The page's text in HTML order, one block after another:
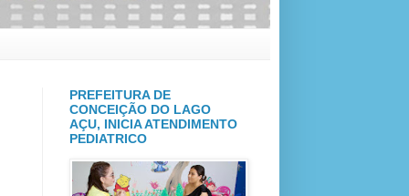
PREFEITURA DE
CONCEIÇÃO DO LAGO
AÇU, INICIA ATENDIMENTO
PEDIATRICO